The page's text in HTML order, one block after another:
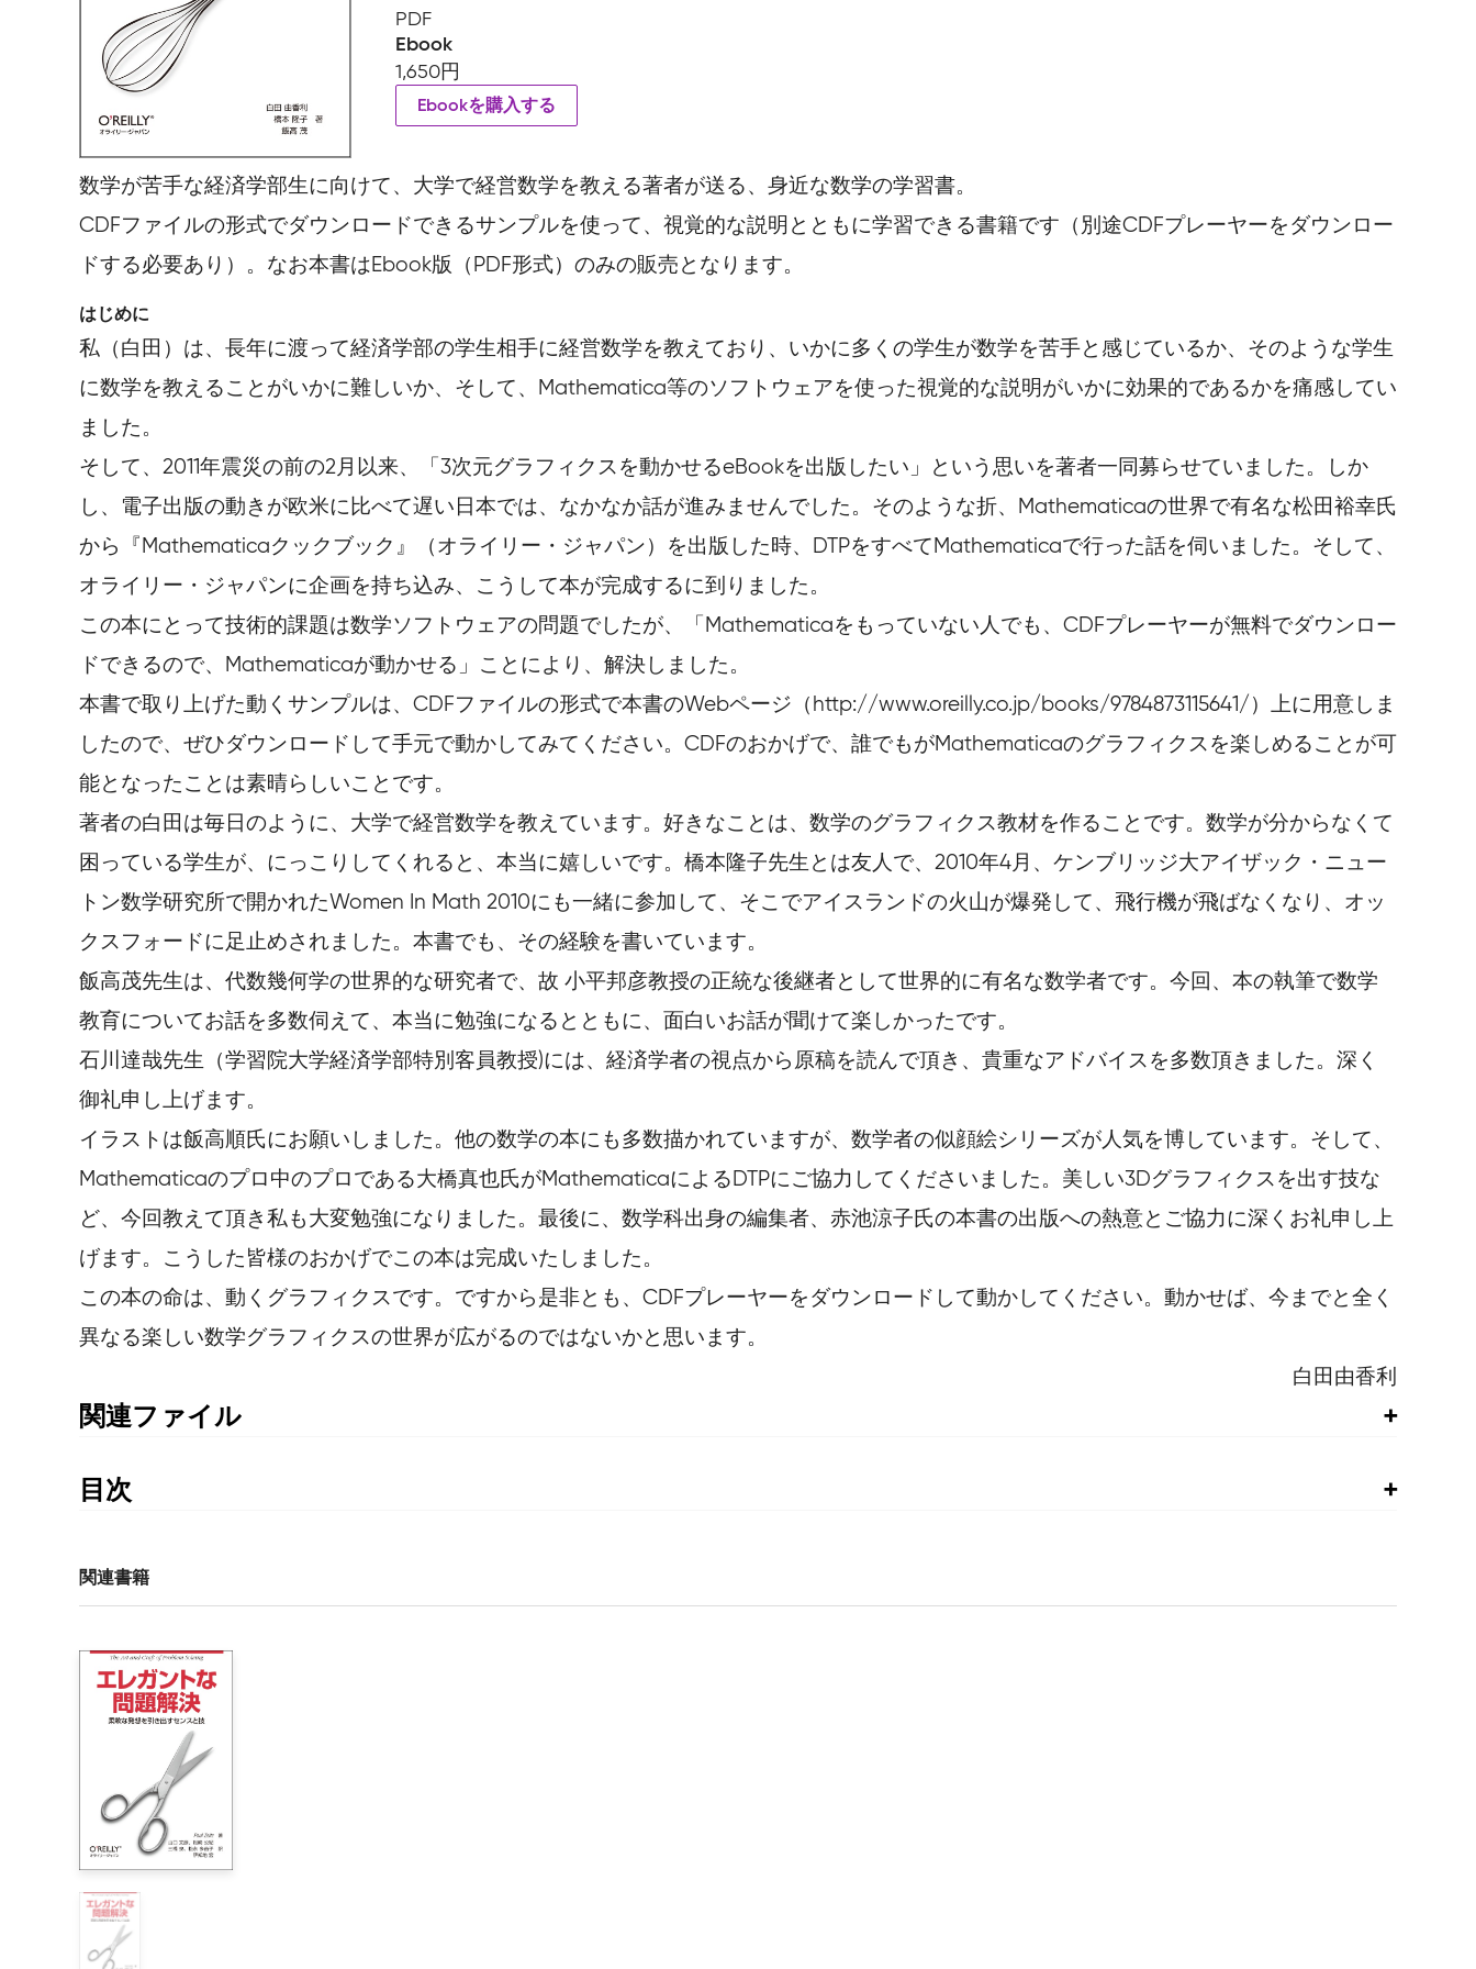
PDF
Ebook
1,650円
Ebookを購入する
数学が苦手な経済学部生に向けて、大学で経営数学を教える著者が送る、身近な数学の学習書。
CDFファイルの形式でダウンロードできるサンプルを使って、視覚的な説明とともに学習できる書籍です（別途CDFプレーヤーをダウンロー
ドする必要あり）。なお本書はEbook版（PDF形式）のみの販売となります。
はじめに
私（白田）は、長年に渡って経済学部の学生相手に経営数学を教えており、いかに多くの学生が数学を苦手と感じているか、そのような学生
に数学を教えることがいかに難しいか、そして、Mathematica等のソフトウェアを使った視覚的な説明がいかに効果的であるかを痛感してい
ました。
そして、2011年震災の前の2月以来、「3次元グラフィクスを動かせるeBookを出版したい」という思いを著者一同募らせていました。しか
し、電子出版の動きが欧米に比べて遅い日本では、なかなか話が進みませんでした。そのような折、Mathematicaの世界で有名な松田裕幸氏
から『Mathematicaクックブック』（オライリー・ジャパン）を出版した時、DTPをすべてMathematicaで行った話を伺いました。そして、
オライリー・ジャパンに企画を持ち込み、こうして本が完成するに到りました。
この本にとって技術的課題は数学ソフトウェアの問題でしたが、「Mathematicaをもっていない人でも、CDFプレーヤーが無料でダウンロー
ドできるので、Mathematicaが動かせる」ことにより、解決しました。
本書で取り上げた動くサンプルは、CDFファイルの形式で本書のWebページ（http://www.oreilly.co.jp/books/9784873115641/）上に用意しま
したので、ぜひダウンロードして手元で動かしてみてください。CDFのおかげで、誰でもがMathematicaのグラフィクスを楽しめることが可
能となったことは素晴らしいことです。
著者の白田は毎日のように、大学で経営数学を教えています。好きなことは、数学のグラフィクス教材を作ることです。数学が分からなくて
困っている学生が、にっこりしてくれると、本当に嬉しいです。橋本隆子先生とは友人で、2010年4月、ケンブリッジ大アイザック・ニュー
トン数学研究所で開かれたWomen In Math 2010にも一緒に参加して、そこでアイスランドの火山が爆発して、飛行機が飛ばなくなり、オッ
クスフォードに足止めされました。本書でも、その経験を書いています。
飯高茂先生は、代数幾何学の世界的な研究者で、故 小平邦彦教授の正統な後継者として世界的に有名な数学者です。今回、本の執筆で数学
教育についてお話を多数伺えて、本当に勉強になるとともに、面白いお話が聞けて楽しかったです。
石川達哉先生（学習院大学経済学部特別客員教授)には、経済学者の視点から原稿を読んで頂き、貴重なアドバイスを多数頂きました。深く
御礼申し上げます。
イラストは飯高順氏にお願いしました。他の数学の本にも多数描かれていますが、数学者の似顔絵シリーズが人気を博しています。そして、
Mathematicaのプロ中のプロである大橋真也氏がMathematicaによるDTPにご協力してくださいました。美しい3Dグラフィクスを出す技な
ど、今回教えて頂き私も大変勉強になりました。最後に、数学科出身の編集者、赤池涼子氏の本書の出版への熱意とご協力に深くお礼申し上
げます。こうした皆様のおかげでこの本は完成いたしました。
この本の命は、動くグラフィクスです。ですから是非とも、CDFプレーヤーをダウンロードして動かしてください。動かせば、今までと全く
異なる楽しい数学グラフィクスの世界が広がるのではないかと思います。
白田由香利
関連ファイル
72の法則の計算結果
目次
1章　4年後の3万円と現在の2万9千円はどちらが得か?―現在価値と将来価値
    複利法の公式
    将来価値（FV）と現在価値（PV）
2章　複利法で元利合計を最大にするには―半年複利と連続複利
    半年複利
3章　連続複利とネピアの数eの不思議な関係―連続複利とネピアの数e
    ネピアの数e
    自然指数関数の導関数
4章　貯金を12ヶ月後に10万円にするには
関連書籍